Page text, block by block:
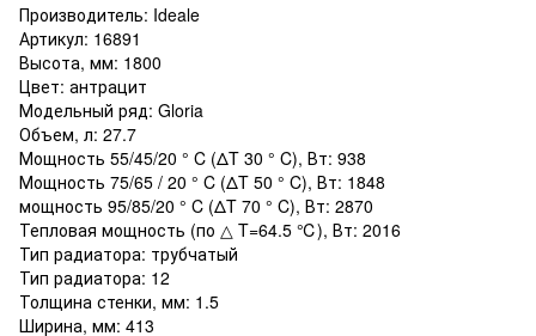
Производитель: Ideale
Артикул: 16891
Высота, мм: 1800
Цвет: антрацит
Модельный ряд: Gloria
Объем, л: 27.7
Мощность 55/45/20 ° C (ΔT 30 ° C), Вт: 938
Мощность 75/65 / 20 ° C (ΔT 50 ° C), Вт: 1848
мощность 95/85/20 ° C (ΔT 70 ° C), Вт: 2870
Тепловая мощность (по △ T=64.5 ℃), Вт: 2016
Тип радиатора: трубчатый
Тип радиатора: 12
Толщина стенки, мм: 1.5
Ширина, мм: 413